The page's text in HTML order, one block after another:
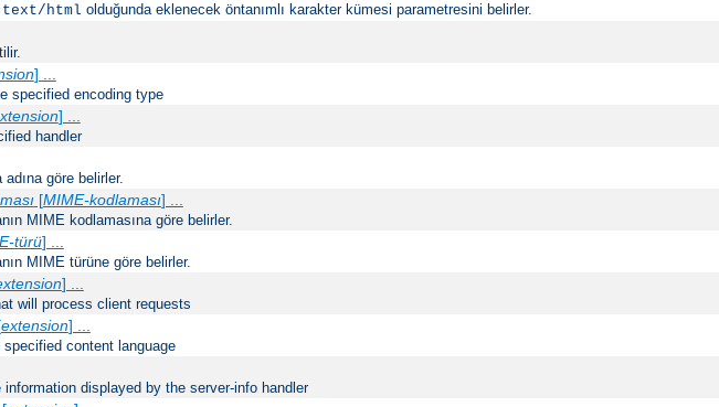
text/html olduğunda eklenecek öntanımlı karakter kümesi parametresini belirler.
] ...
specified encoding type
] ...
handler
göre belirler.
[MIME-kodlaması] ...
MIME kodlamasına göre belirler.
türü] ...
MIME türüne göre belirler.
] ...
will process client requests
extension] ...
content language
displayed by the server-info handler